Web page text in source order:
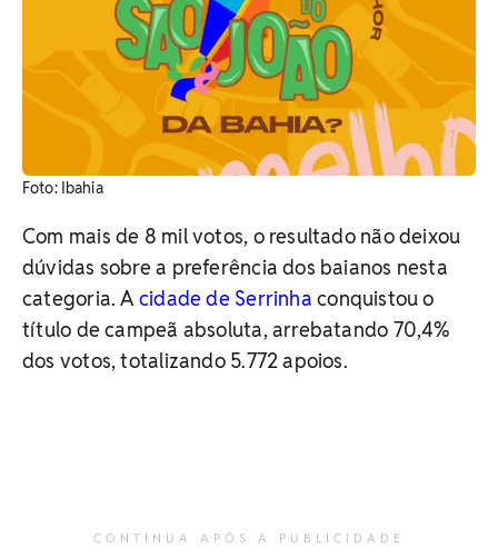
Foto: Ibahia
Com mais de 8 mil votos, o resultado não deixou
dúvidas sobre a preferência dos baianos nesta
categoria.A cidade de Serrinha conquistou o
título de campeã absoluta, arrebatando 70,4%
dos votos, totalizando 5.772 apoios.
CONTINUA APÓS A PUBLICIDADE